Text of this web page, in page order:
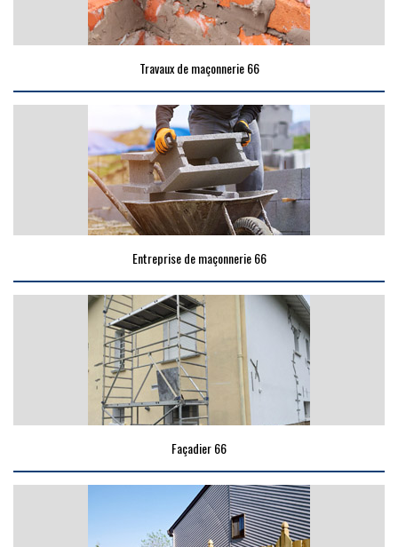
Travaux de maçonnerie 66
Entreprise de maçonnerie 66
Façadier 66